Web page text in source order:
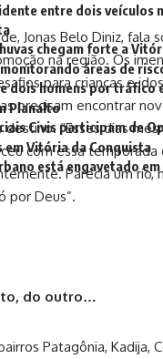
entre dois veículos
chegam forte a
áreas de
dois homens por tráfico
Planalto
Civis participam de
Vitória da Conquista
está engavetado
Jonas Belo Diniz, fala
na região. Os
para crianças e
precisam encontrar
destino. “Esses dias
com essa temporada
Parecia um rio,
por Deus”.
do outro…
Patagônia, Kadija,